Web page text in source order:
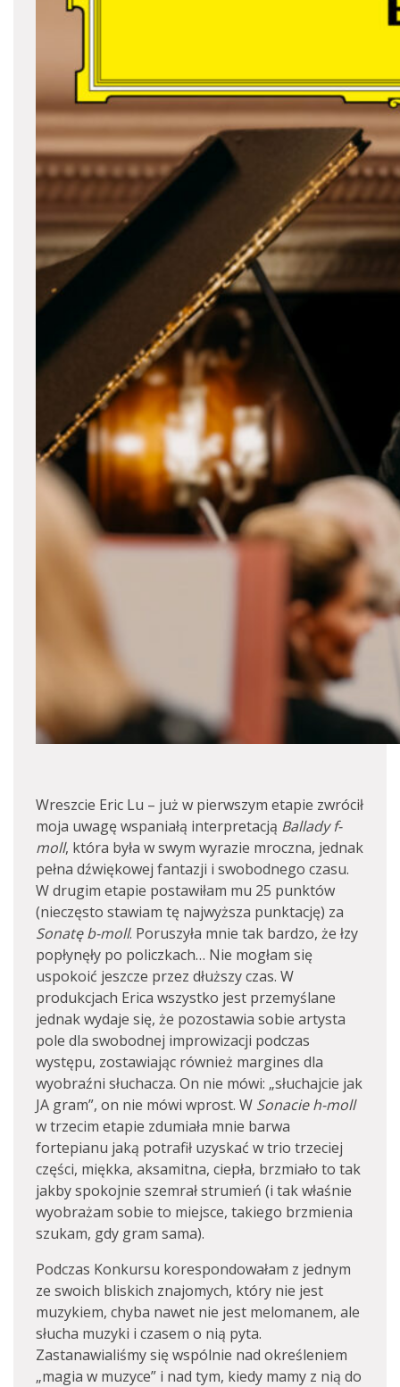
Wreszcie Eric Lu – już w pierwszym etapie zwrócił
moja uwagę wspaniałą interpretacją Ballady f-
moll, która była w swym wyrazie mroczna, jednak
pełna dźwiękowej fantazji i swobodnego czasu.
W drugim etapie postawiłam mu 25 punktów
(nieczęsto stawiam tę najwyższa punktację) za
Sonatęb-moll. Poruszyła mnie tak bardzo, że łzy
popłynęły po policzkach… Nie mogłam się
uspokoić jeszcze przez dłuższy czas. W
produkcjach Erica wszystko jest przemyślane
jednak wydaje się, że pozostawia sobie artysta
pole dla swobodnej improwizacji podczas
występu, zostawiając również margines dla
wyobraźni słuchacza. On nie mówi: „słuchajcie jak
JA gram”, on nie mówi wprost. W Sonacie h-moll
w trzecim etapie zdumiała mnie barwa
fortepianu jaką potrafił uzyskać w trio trzeciej
części, miękka, aksamitna, ciepła, brzmiało to tak
jakby spokojnie szemrał strumień (i tak właśnie
wyobrażam sobie to miejsce, takiego brzmienia
szukam, gdy gram sama).
Podczas Konkursu korespondowałam z jednym
ze swoich bliskich znajomych, który nie jest
muzykiem, chyba nawet nie jest melomanem, ale
słucha muzyki i czasem o nią pyta.
Zastanawialiśmy się wspólnie nad określeniem
„magia w muzyce” i nad tym, kiedy mamy z nią do